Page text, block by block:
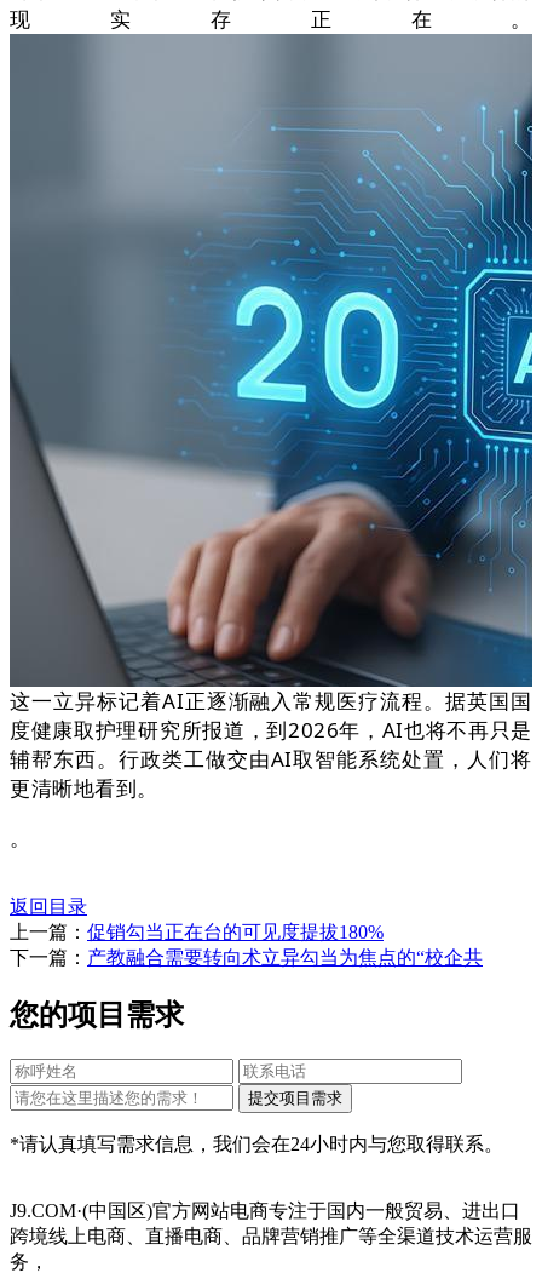
现实存正在。
这一立异标记着AI正逐渐融入常规医疗流程。据英国国
度健康取护理研究所报道，到2026年，AI也将不再只是
辅帮东西。行政类工做交由AI取智能系统处置，人们将
更清晰地看到。
。
返回目录
上一篇： 促销勾当正在台的可见度提拔180%
下一篇： 产教融合需要转向术立异勾当为焦点的“校企共
您的项目需求
*请认真填写需求信息，我们会在24小时内与您取得联系。
J9.COM·(中国区)官方网站电商专注于国内一般贸易、进出口
跨境线上电商、直播电商、品牌营销推广等全渠道技术运营服
务，